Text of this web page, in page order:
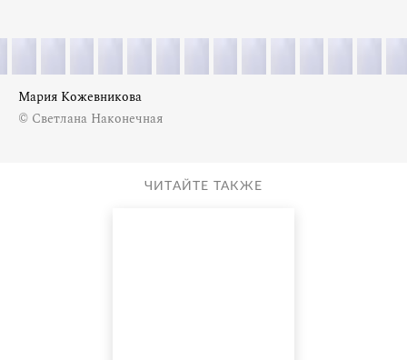
Мария Кожевникова
© Светлана Наконечная
ЧИТАЙТЕ ТАКЖЕ